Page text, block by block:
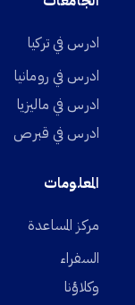
ادرس في تركيا
ادرس في رومانيا
ادرس في ماليزيا
ادرس في قبرص
المعلومات
مركز المساعدة
السفراء
وكلاؤنا